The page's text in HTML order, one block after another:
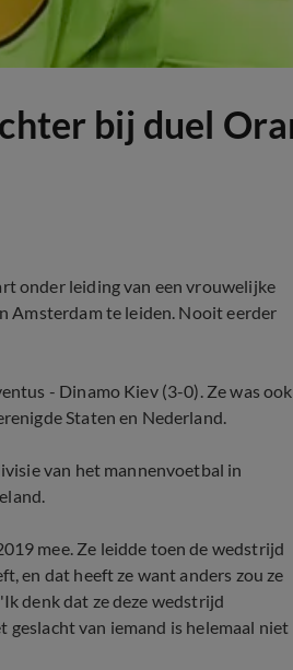
bij duel
onder leiding van een vrouwelijke
Amsterdam te leiden. Nooit eerder
- Dinamo Kiev (3-0). Ze was ook
Staten en Nederland.
van het mannenvoetbal in
mee. Ze leidde toen de wedstrijd
en dat heeft ze want anders zou ze
denk dat ze deze wedstrijd
geslacht van iemand is helemaal niet